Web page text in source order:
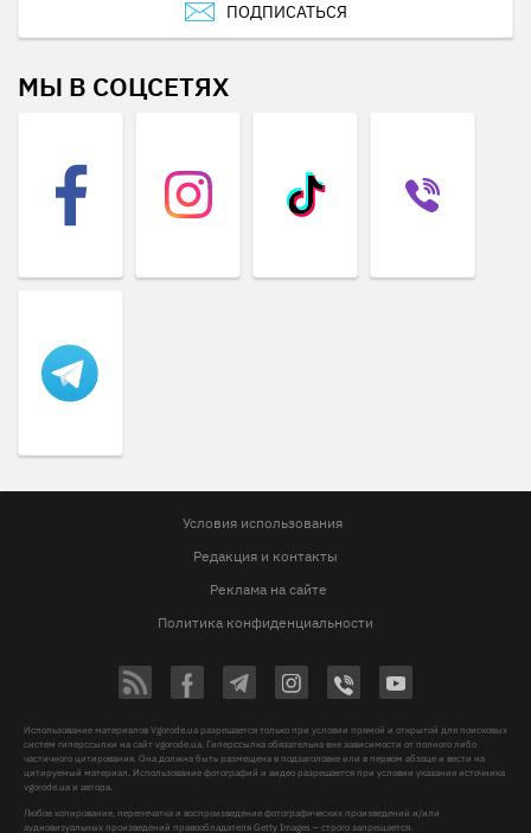
ПОДПИСАТЬСЯ
МЫ В СОЦСЕТЯХ
Условия использования
Редакция и контакты
Реклама на сайте
Политика конфиденциальности
Использование материалов Vgorode.ua разрешается только при условии прямой и открытой для поисковых
систем гиперссылки на сайт vgorode.ua. Гиперссылка обязательна вне зависимости от полного либо
частичного цитирования. Она должна быть размещена в подзаголовке или в первом абзаце и вести на
цитируемый материал. Использование фотографий и видео разрешается при условии указания источника
vgorode.ua и автора.
Любое копирование, перепечатка и воспроизведение фотографических произведений и/или
аудиовизуальных произведений правообладателя Getty Images – строго запрещается.